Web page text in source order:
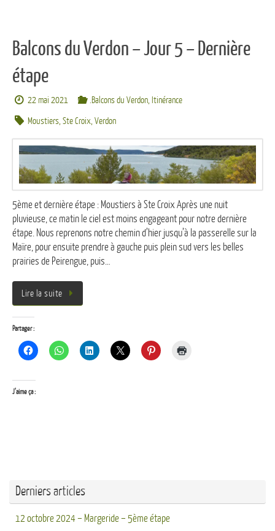
Balcons du Verdon – Jour 5 – Dernière
étape
22 mai 2021 .Balcons du Verdon, Itinérance
Moustiers,Ste Croix,Verdon
5ème et dernière étape : Moustiers à Ste Croix Après une nuit
pluvieuse, ce matin le ciel est moins engageant pour notre dernière
étape. Nous reprenons notre chemin d’hier jusqu’à la passerelle sur la
Maïre, pour ensuite prendre à gauche puis plein sud vers les belles
prairies de Peirengue, puis…
Lire la suite
Partager :
J’aime ça :
Derniers articles
12 octobre 2024 – Margeride – 5ème étape